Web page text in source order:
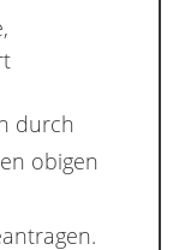
durch
obigen